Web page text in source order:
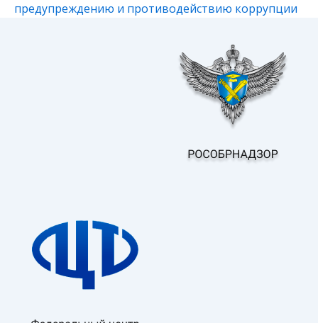
предупреждению и противодействию коррупции